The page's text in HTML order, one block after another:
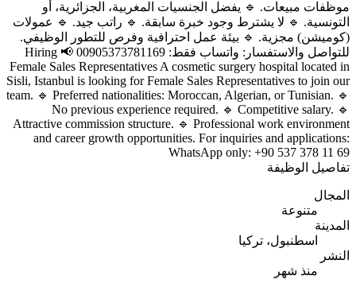
موظفات مبيعات. 🔹 يفضل الجنسيات المغربية، الجزائرية، أو
التونسية. 🔹 لا يشترط وجود خبرة سابقة. 🔹 راتب جيد. 🔹 عمولات
(كوميشن) مجزية. 🔹 بيئة عمل احترافية وفرص للتطور الوظيفي.
للتواصل والاستفسار: واتساب فقط: 00905373781169 📢 Hiring
Female Sales Representatives A cosmetic surgery hospital located in
Sisli, Istanbul is looking for Female Sales Representatives to join our
team. 🔹 Preferred nationalities: Moroccan, Algerian, or Tunisian. 🔹
No previous experience required. 🔹 Competitive salary. 🔹
Attractive commission structure. 🔹 Professional work environment
and career growth opportunities. For inquiries and applications:
WhatsApp only: +90 537 378 11 69
تفاصيل الوظيفة
المجال
متنوعة
المدينة
اسطنبول، تركيا
النشر
منذ شهر